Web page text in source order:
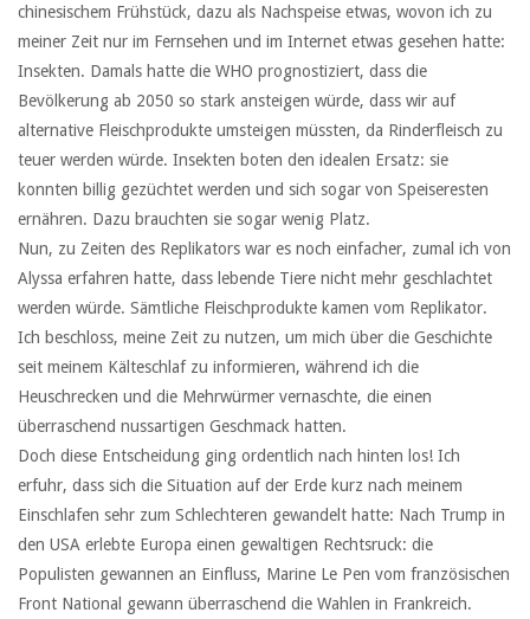
chinesischem Frühstück, dazu als Nachspeise etwas, wovon ich zu
meiner Zeit nur im Fernsehen und im Internet etwas gesehen hatte:
Insekten. Damals hatte die WHO prognostiziert, dass die
Bevölkerung ab 2050 so stark ansteigen würde, dass wir auf
alternative Fleischprodukte umsteigen müssten, da Rinderfleisch zu
teuer werden würde. Insekten boten den idealen Ersatz: sie
konnten billig gezüchtet werden und sich sogar von Speiseresten
ernähren. Dazu brauchten sie sogar wenig Platz.
Nun, zu Zeiten des Replikators war es noch einfacher, zumal ich von
Alyssa erfahren hatte, dass lebende Tiere nicht mehr geschlachtet
werden würde. Sämtliche Fleischprodukte kamen vom Replikator.
Ich beschloss, meine Zeit zu nutzen, um mich über die Geschichte
seit meinem Kälteschlaf zu informieren, während ich die
Heuschrecken und die Mehrwürmer vernaschte, die einen
überraschend nussartigen Geschmack hatten.
Doch diese Entscheidung ging ordentlich nach hinten los! Ich
erfuhr, dass sich die Situation auf der Erde kurz nach meinem
Einschlafen sehr zum Schlechteren gewandelt hatte: Nach Trump in
den USA erlebte Europa einen gewaltigen Rechtsruck: die
Populisten gewannen an Einfluss, Marine Le Pen vom französischen
Front National gewann überraschend die Wahlen in Frankreich.